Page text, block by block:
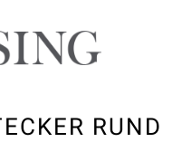
RUND